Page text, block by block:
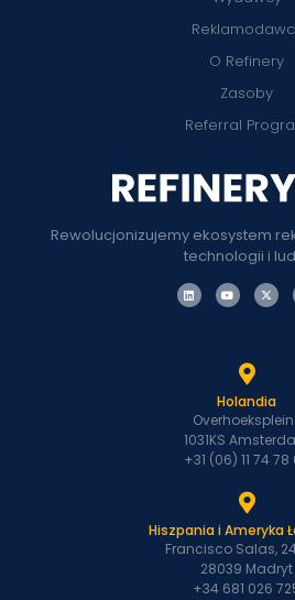
Rewolucjonizujemy ekosystem
technologii i
O Refinery
Zasoby
Referral
Holandia
Overhoeksplein
1031KS
+31 (06) 11 74 78
Hiszpania i Ameryka
Francisco Salas,
28039 Madryt
+34 681 026